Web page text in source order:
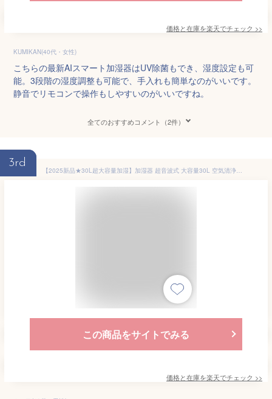
価格と在庫を楽天でチェック >>
KUMIKAN(40代・女性)
こちらの最新AIスマート加湿器はUV除菌もでき、湿度設定も可
能。3段階の湿度調整も可能で、手入れも簡単なのがいいです。
静音でリモコンで操作もしやすいのがいいですね。
全てのおすすめコメント（2件）
3rd
【2025新品★30L超大容量加湿】加湿器 超音波式 大容量30L 空気清浄機 花粉対策 UVライト付き 除菌 四核霧化 空焚き防止 上部給水 4段階調節 最大噴霧量3000ML/H 120畳 静音 節電 省エネ 静音 節電 省エネ オフィス 部屋 タイマー 家庭用 リモコン付き 花粉症/乾燥対策
この商品をサイトでみる
価格と在庫を楽天でチェック >>